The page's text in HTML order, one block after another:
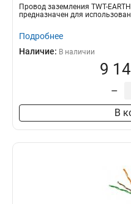
Провод заземления TWT-
предназначен для
Подробнее
Наличие: В наличии
9
–
В